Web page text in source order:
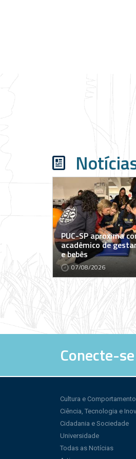
PUC-SP aproxima
acadêmico de
e bebês
07/08/2026
Conecte-
Cultura e Comportamento
Ciência, Tecnologia e
Cidadania e Sociedade
Universidade
Todas as Notícias